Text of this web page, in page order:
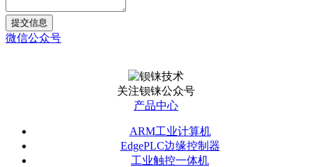
提交信息
微信公众号
关注钡铼公众号
产品中心
ARM工业计算机
EdgePLC边缘控制器
工业触控一体机